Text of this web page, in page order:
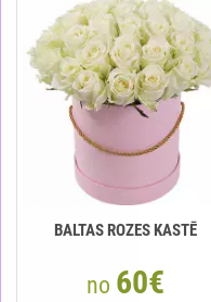
BALTAS ROZES KASTĒ
no 60€